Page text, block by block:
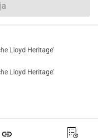
Lloyd Heritage'
Lloyd Heritage'
link